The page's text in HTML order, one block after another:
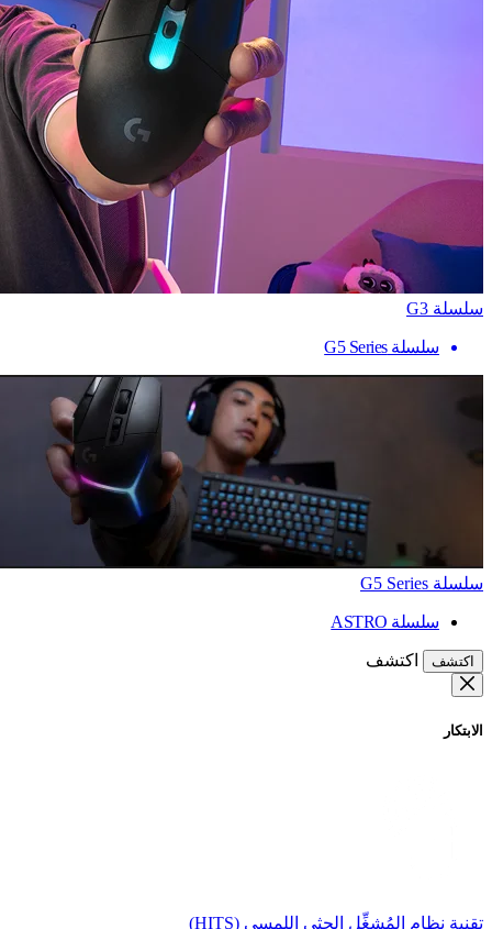
سلسلة G3
سلسلة G5 Series
سلسلة G5 Series
سلسلة ASTRO
اكتشف اكتشف
الابتكار
تقنية نظام المُشغِّل الحثي اللمسي (HITS)